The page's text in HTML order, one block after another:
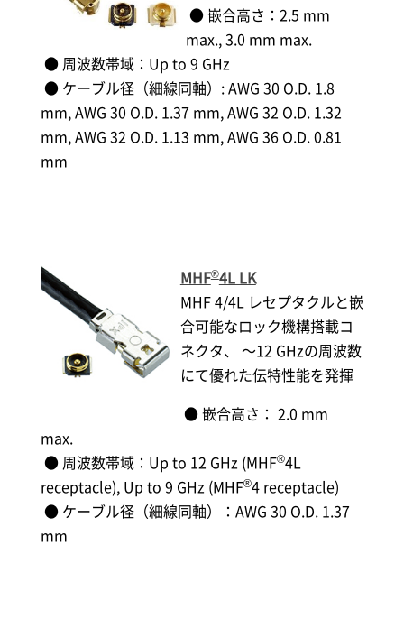
● 嵌合高さ：2.5 mm
max., 3.0 mm max.
● 周波数帯域：Up to 9 GHz
● ケーブル径（細線同軸）: AWG 30 O.D. 1.8
mm, AWG 30 O.D. 1.37 mm, AWG 32 O.D. 1.32
mm, AWG 32 O.D. 1.13 mm, AWG 36 O.D. 0.81
mm
MHF®4L LK
MHF 4/4L レセプタクルと嵌
合可能なロック機構搭載コ
ネクタ、 ～12 GHzの周波数
にて優れた伝特性能を発揮
● 嵌合高さ： 2.0 mm
max.
● 周波数帯域：Up to 12 GHz (MHF®4L
receptacle), Up to 9 GHz (MHF®4 receptacle)
● ケーブル径（細線同軸）：AWG 30 O.D. 1.37
mm